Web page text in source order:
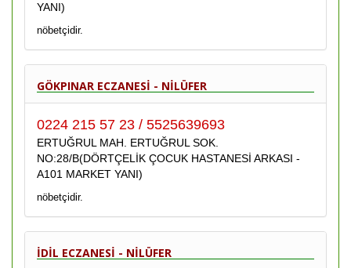
YANI)
nöbetçidir.
GÖKPINAR ECZANESİ - NİLÜFER
0224 215 57 23 / 5525639693
ERTUĞRUL MAH. ERTUĞRUL SOK.
NO:28/B(DÖRTÇELİK ÇOCUK HASTANESİ ARKASI -
A101 MARKET YANI)
nöbetçidir.
İDİL ECZANESİ - NİLÜFER